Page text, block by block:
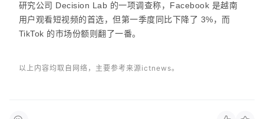
研究公司 Decision Lab 的一项调查称，Facebook 是越南
用户观看短视频的首选，但第一季度同比下降了 3%，而
TikTok 的市场份额则翻了一番。
以上内容均取自网络，主要参考来源ictnews。